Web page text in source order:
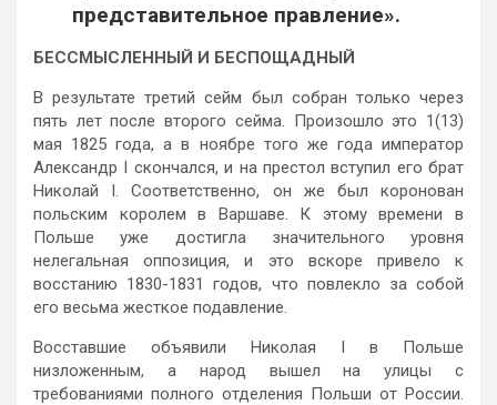
представительное правление».
БЕССМЫСЛЕННЫЙ И БЕСПОЩАДНЫЙ
В результате третий сейм был собран только через
пять лет после второго сейма. Произошло это 1(13)
мая 1825 года, а в ноябре того же года император
Александр I скончался, и на престол вступил его брат
Николай I. Соответственно, он же был коронован
польским королем в Варшаве. К этому времени в
Польше уже достигла значительного уровня
нелегальная оппозиция, и это вскоре привело к
восстанию 1830-1831 годов, что повлекло за собой
его весьма жесткое подавление.
Восставшие объявили Николая I в Польше
низложенным, а народ вышел на улицы с
требованиями полного отделения Польши от России.